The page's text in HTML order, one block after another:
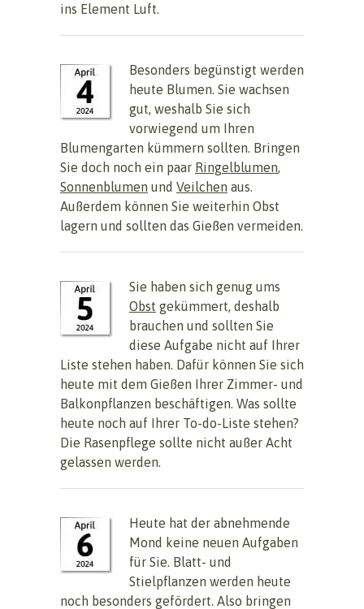
ins Element Luft.
Besonders begünstigt werden
heute Blumen. Sie wachsen
gut, weshalb Sie sich
vorwiegend um Ihren
Blumengarten kümmern sollten. Bringen
Sie doch noch ein paar Ringelblumen,
Sonnenblumen und Veilchen aus.
Außerdem können Sie weiterhin Obst
lagern und sollten das Gießen vermeiden.
Sie haben sich genug ums
Obst gekümmert, deshalb
brauchen und sollten Sie
diese Aufgabe nicht auf Ihrer
Liste stehen haben. Dafür können Sie sich
heute mit dem Gießen Ihrer Zimmer- und
Balkonpflanzen beschäftigen. Was sollte
heute noch auf Ihrer To-do-Liste stehen?
Die Rasenpflege sollte nicht außer Acht
gelassen werden.
Heute hat der abnehmende
Mond keine neuen Aufgaben
für Sie. Blatt- und
Stielpflanzen werden heute
noch besonders gefördert. Also bringen